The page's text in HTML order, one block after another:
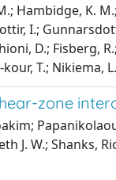
Hambidge, K.
I.;
D.; Fisberg,
T.; Nikiema,
zone
J. W.; Shanks,